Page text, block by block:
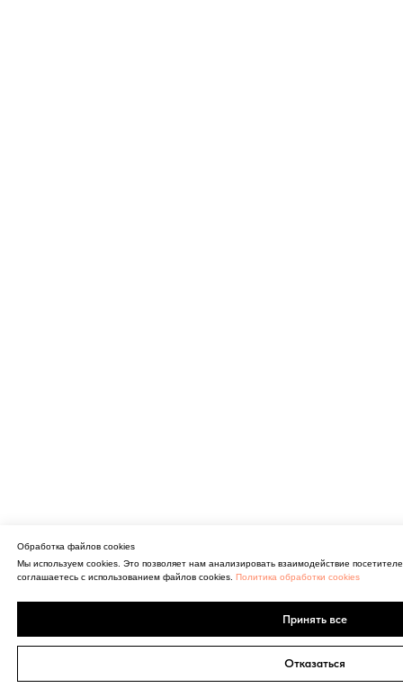
Обработка файлов cookies
Мы используем cookies. Это позволяет нам анализировать взаимодействие
соглашаетесь с использованием файлов cookies. Политика обработки cookies
Принять все
Отказаться